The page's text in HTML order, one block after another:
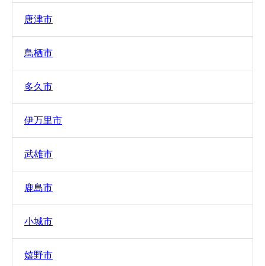
唐津市
鳥栖市
多久市
伊万里市
武雄市
鹿島市
小城市
嬉野市